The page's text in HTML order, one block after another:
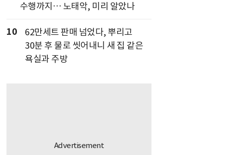
수행까지… 노태악, 미리 알았나
10
62만세트 판매 넘었다, 뿌리고
30분 후 물로 씻어내니 새 집 같은
욕실과 주방